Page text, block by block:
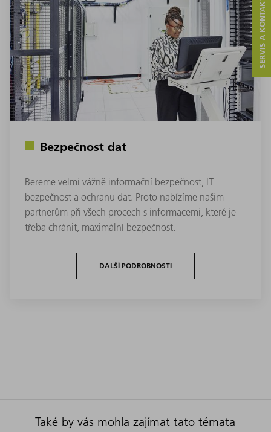
Bezpečnost dat
Bereme velmi vážně informační bezpečnost, IT
bezpečnost a ochranu dat. Proto nabízíme našim
partnerům při všech procech s informacemi, které je
třeba chránit, maximální bezpečnost.
DALŠÍ PODROBNOSTI
Také by vás mohla zajímat tato témata
SERVIS A KONTAKT